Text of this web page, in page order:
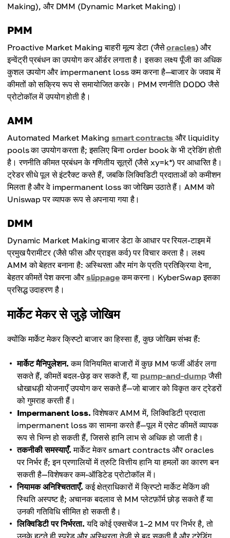
Making), और DMM (Dynamic Market Making)।
PMM
Proactive Market Making बाहरी मूल्य डेटा (जैसेoracles) और
इन्वेंट्री प्रबंधन का उपयोग कर ऑर्डर लगाता है। इसका लक्ष्य पूँजी का अधिक
कुशल उपयोग और impermanent loss कम करना है—बाजार के जवाब में
कीमतों को सक्रिय रूप से समायोजित करके। PMM रणनीति DODO जैसे
प्रोटोकॉल में उपयोग होती है।
AMM
Automated Market Makingsmart contracts और liquidity
pools का उपयोग करता है; इसलिए बिना order book के भी ट्रेडिंग होती
है। रणनीति कीमत प्रबंधन के गणितीय सूत्रों (जैसे xy=k*) पर आधारित है।
ट्रेडर सीधे पूल से इंटरैक्ट करते हैं, जबकि लिक्विडिटी प्रदाताओं को कमीशन
मिलता है और वे impermanent loss का जोखिम उठाते हैं। AMM को
Uniswap पर व्यापक रूप से अपनाया गया है।
DMM
Dynamic Market Making बाजार डेटा के आधार पर रियल-टाइम में
प्रमुख पैरामीटर (जैसे फीस और प्राइस कर्व) पर विचार करता है। लक्ष्य
AMM को बेहतर बनाना है: अस्थिरता और मांग के प्रति प्रतिक्रिया देना,
बेहतर कीमतें पेश करना औरslippageकम करना। KyberSwap इसका
प्रसिद्ध उदाहरण है।
मार्केट मेकर से जुड़े जोखिम
क्योंकि मार्केट मेकर क्रिप्टो बाजार का हिस्सा हैं, कुछ जोखिम संभव हैं:
मार्केट मैनिपुलेशन. कम विनियमित बाजारों में कुछ MM फर्जी ऑर्डर लगा
सकते हैं, कीमतें बदल-छेड़ कर सकते हैं, या pump-and-dumpजैसी
धोखाधड़ी योजनाएँ उपयोग कर सकते हैं—जो बाजार को विकृत कर ट्रेडरों
को गुमराह करती हैं।
Impermanent loss. विशेषकर AMM में, लिक्विडिटी प्रदाता
impermanent loss का सामना करते हैं—पूल में एसेट कीमतें व्यापक
रूप से भिन्न हो सकती हैं, जिससे हानि लाभ से अधिक हो जाती है।
तकनीकी समस्याएँ. मार्केट मेकर smart contracts और oracles
पर निर्भर हैं; इन प्रणालियों में त्रुटि वित्तीय हानि या हमलों का कारण बन
सकती है—विशेषकर कम-ऑडिटेड प्रोटोकॉल में।
नियामक अनिश्चितताएँ. कई क्षेत्राधिकारों में क्रिप्टो मार्केट मेकिंग की
स्थिति अस्पष्ट है; अचानक बदलाव से MM प्लेटफ़ॉर्म छोड़ सकते हैं या
उनकी गतिविधि सीमित हो सकती है।
लिक्विडिटी पर निर्भरता. यदि कोई एक्सचेंज 1–2 MM पर निर्भर है, तो